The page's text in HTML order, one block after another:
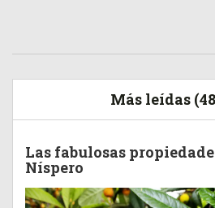
Más leídas
Las fabulosas
Níspero